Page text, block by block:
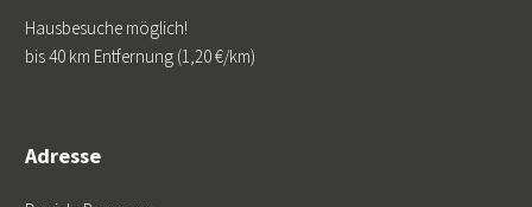
Hausbesuche möglich!
bis 40 km Entfernung (1,20 €/km)
Adresse